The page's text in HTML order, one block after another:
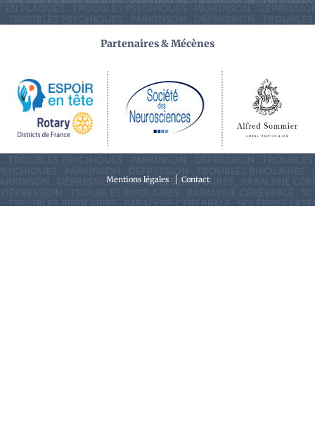
Partenaires & Mécènes
Mentions légales Contact